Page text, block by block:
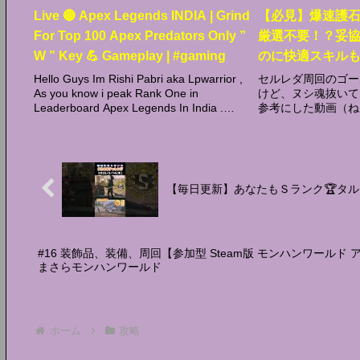
Live 🔴 Apex Legends INDIA | Grind
For Top 100 Apex Predators Only ”
W ” Key 💪 Gameplay | #gaming
Hello Guys Im Rishi Pabri aka Lpwarrior ,
As you know i peak Rank One in
Leaderboard Apex Legends In India .
【必見】爆速護
厳選不要！？妥
のに快適スキル
ギオス&レダウ
ンキングと共に
ルズ攻略】
セルレダ周回のゴ
けど、ヌシ魂抜い
参考にした動画（
【毎日更新】あなたもＳランク🏆タ
#16 装飾品、装備、周回【参加型 Steam版 モンハンワールド
まさらモンハンワールド
ホーム 攻略